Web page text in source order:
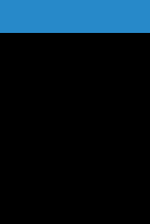
ke